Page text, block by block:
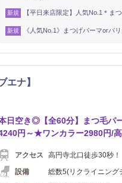
新規 【平日来店限定】人気No.1＊ま
新規 《人気No.1》まつげパーマorパ
エナ】
日空き◎【全60分】まつ毛パ
円～★ワンカラー2980円/
アクセス
高円寺北口徒歩30秒
設備
総数5(リクライニング